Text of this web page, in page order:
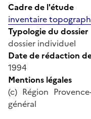
Cadre de l'étude
inventaire
Typologie du dossier
dossier individuel
Date de rédaction
1994
Mentions légales
(c) Région
général